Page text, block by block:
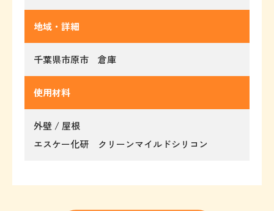
地域・詳細
千葉県市原市 倉庫
使用材料
外壁 / 屋根
エスケー化研 クリーンマイルドシリコン